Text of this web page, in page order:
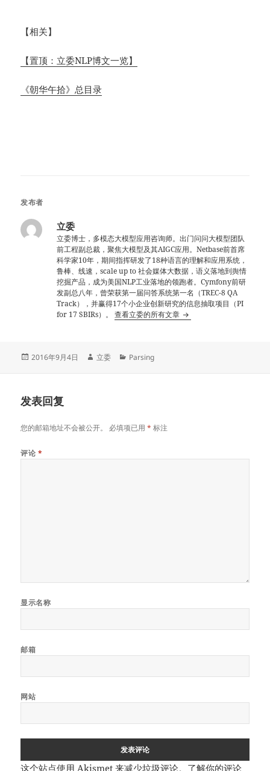
【相关】
【置顶：立委NLP博文一览】
《朝华午拾》总目录
发布者
立委
立委博士，多模态大模型应用咨询师。出门问问大模型团队
前工程副总裁，聚焦大模型及其AIGC应用。Netbase前首席
科学家10年，期间指挥研发了18种语言的理解和应用系统，
鲁棒、线速，scale up to 社会媒体大数据，语义落地到舆情
挖掘产品，成为美国NLP工业落地的领跑者。Cymfony前研
发副总八年，曾荣获第一届问答系统第一名（TREC-8 QA
Track），并赢得17个小企业创新研究的信息抽取项目（PI
for 17 SBIRs）。查看立委的所有文章
发
2016年9月4日
作
立委
分
Parsing
发表回复
您的邮箱地址不会被公开。 必填项已用* 标注
评论 *
显示名称
邮箱
网站
这个站点使用 Akismet 来减少垃圾评论。 了解你的评论